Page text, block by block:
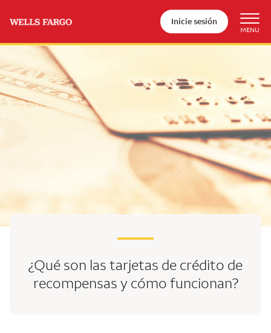
Inicie sesión
¿Qué son las tarjetas de crédito de
recompensas y cómo funcionan?